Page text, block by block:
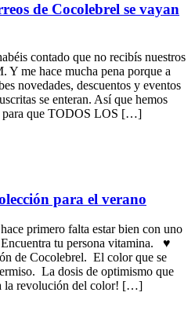
de Cocolebrel se vayan
contado que no recibís nuestros
Y me hace mucha pena porque a
novedades, descuentos y eventos
se enteran. Así que hemos
para que TODOS LOS […]
para el verano
primero falta estar bien con uno
tu persona vitamina. ♥
de Cocolebrel. El color que se
La dosis de optimismo que
a la revolución del color! […]